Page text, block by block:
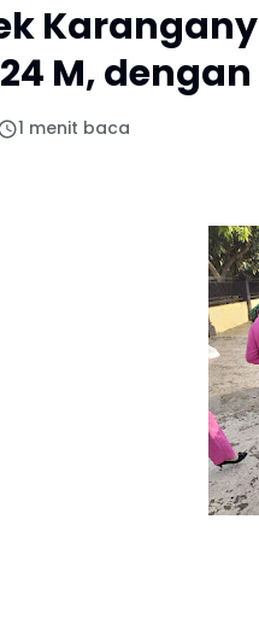
M, dengan
1 menit baca